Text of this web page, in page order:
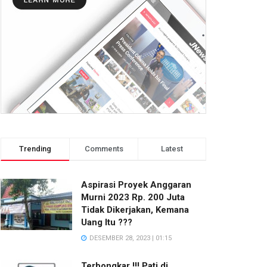
Trending Comments Latest
Aspirasi Proyek Anggaran
Murni 2023 Rp. 200 Juta
Tidak Dikerjakan, Kemana
Uang Itu ???
DESEMBER 28, 2023 | 01:15